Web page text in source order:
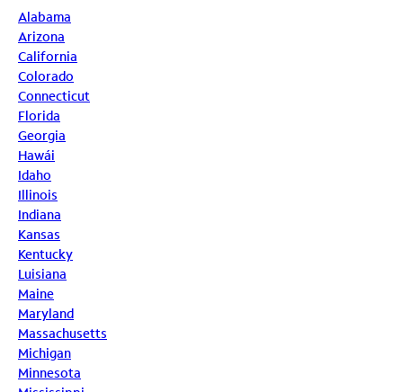
Alabama
Arizona
California
Colorado
Connecticut
Florida
Georgia
Hawái
Idaho
Illinois
Indiana
Kansas
Kentucky
Luisiana
Maine
Maryland
Massachusetts
Michigan
Minnesota